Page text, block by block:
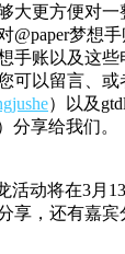
大更方便对一
@paper梦想
手账以及这
可以留言、
）以及
分享给我们。
活动将在3月
享，还有嘉宾